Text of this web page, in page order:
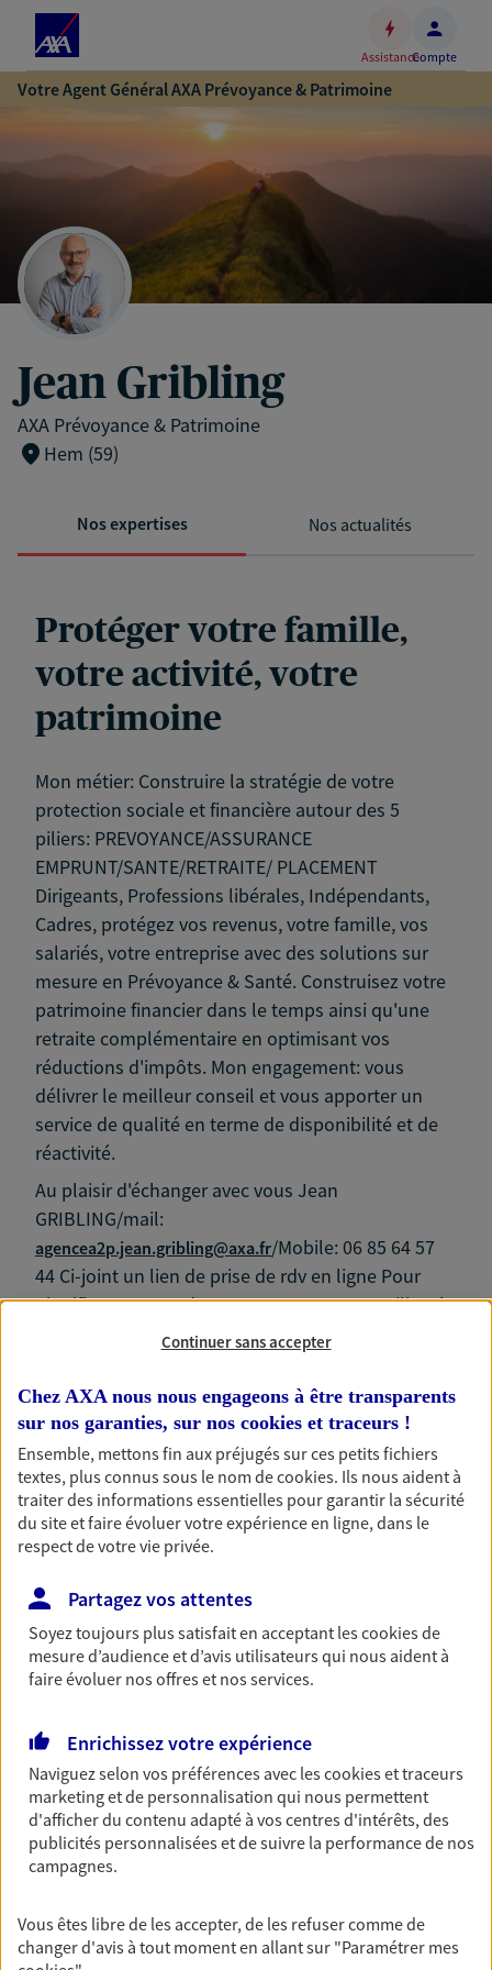
Accéder
au
Accéder
au
pied
de
page
AssistanceCompte
Votre Agent Général AXA Prévoyance & Patrimoine
Jean Gribling
AXA Prévoyance & Patrimoine
Hem (59)
Nos expertises Nos actualités
Protéger votre famille,
votre activité, votre
patrimoine
Mon métier: Construire la stratégie de votre
protection sociale et financière autour des 5
piliers: PREVOYANCE/ASSURANCE
EMPRUNT/SANTE/RETRAITE/ PLACEMENT
Dirigeants, Professions libérales, Indépendants,
Cadres, protégez vos revenus, votre famille, vos
salariés, votre entreprise avec des solutions sur
mesure en Prévoyance & Santé. Construisez votre
patrimoine financier dans le temps ainsi qu'une
retraite complémentaire en optimisant vos
réductions d'impôts. Mon engagement: vous
délivrer le meilleur conseil et vous apporter un
service de qualité en terme de disponibilité et de
réactivité.
Au plaisir d'échanger avec vous Jean
GRIBLING/mail:
agencea2p.jean.gribling@axa.fr/Mobile: 06 85 64 57
44 Ci-joint un lien de prise de rdv en ligne Pour
planifier notre rendez-vous, vous pouvez utiliser le
lien ci-dessous : 👉https://perfactive.fr/cabinet-axa-
Nos expertises
Accompagner les
professionnels et les
entreprises
bâtissons ensemble des solutions cohérentes pour
protéger votre activité, vos collaborateurs... mais aussi
vous-même et votre famille.
Accompagner vos projets de
vie
Achat immobilier, installation, départ à la retraite…
Autant de moments de vie qui nécessitent des solutions
Continuer sans accepter
Chez AXA nous nous engageons à être transparents
sur nos garanties, sur nos cookies et traceurs !
Ensemble, mettons fin aux préjugés sur ces petits fichiers
textes, plus connus sous le nom decookies. Ils nous aident à
traiter des informations essentielles pour garantir la sécurité
du site et faire évoluer votre expérience en ligne, dans le
respect de votre vie privée.
Partagez vos attentes
Soyez toujours plus satisfait en acceptant lescookiesde
mesure d’audience et d’avis utilisateurs qui nous aident à
faire évoluer nos offres et nos services.
Enrichissez votre expérience
Naviguez selon vos préférences avec lescookies et traceurs
marketing et de personnalisation qui nous permettent
d'afficher du contenu adapté à vos centres d'intérêts, des
publicités personnalisées et de suivre la performance de nos
campagnes.
Vous êtes libre de les accepter, de les refuser comme de
changer d'avis à tout moment en allant sur "Paramétrer mes